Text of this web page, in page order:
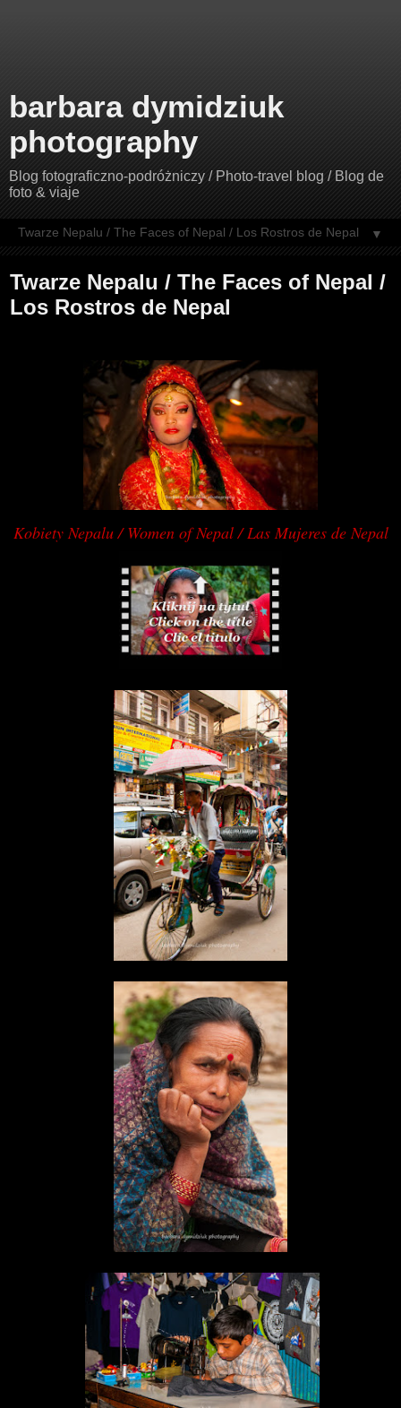
barbara dymidziuk
photography
Blog fotograficzno-podróżniczy / Photo-travel blog / Blog de
foto & viaje
▼
Twarze Nepalu / The Faces of Nepal /
Los Rostros de Nepal
Kobiety Nepalu / Women of Nepal / Las Mujeres de Nepal